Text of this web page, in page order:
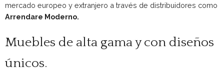
mercado europeo y extranjero a través de distribuidores como
Arrendare Moderno.
Muebles de alta gama y con diseños
únicos.